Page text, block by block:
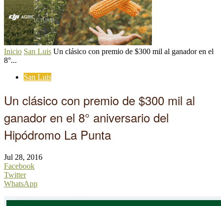
Inicio San Luis Un clásico con premio de $300 mil al ganador en el
8°...
San Luis
Un clásico con premio de $300 mil al
ganador en el 8° aniversario del
Hipódromo La Punta
Jul 28, 2016
Facebook
Twitter
WhatsApp